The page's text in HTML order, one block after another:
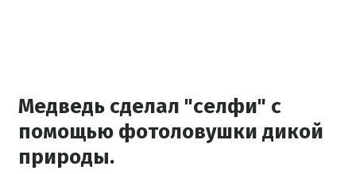
Медведь сделал "селфи" с
помощью фотоловушки дикой
природы.